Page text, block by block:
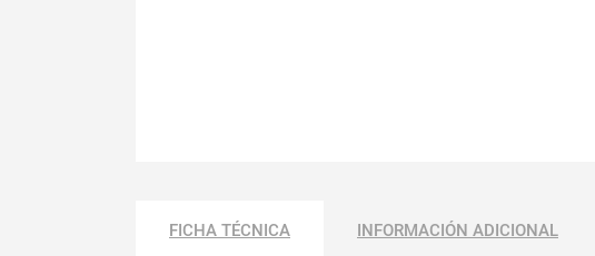
FICHA TÉCNICA INFORMACIÓN ADICIONAL